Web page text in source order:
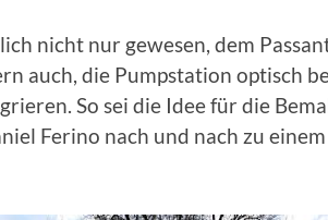
nicht nur gewesen, dem
auch, die Pumpstation optisch
So sei die Idee für die
Ferino nach und nach zu